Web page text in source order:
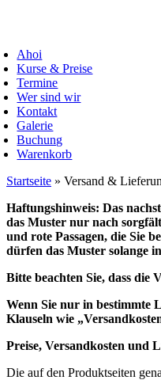
Ahoi
Kurse & Preise
Termine
Wer sind wir
Kontakt
Galerie
Buchung
Warenkorb
Startseite » Versand &
Haftungshinweis: Das
das Muster nur nach
und rote Passagen, die Sie
dürfen das Muster solange
Bitte beachten Sie, dass die
Wenn Sie nur in bestimmte
Klauseln wie
Preise, Versandkosten und
Die auf den Produktseiten